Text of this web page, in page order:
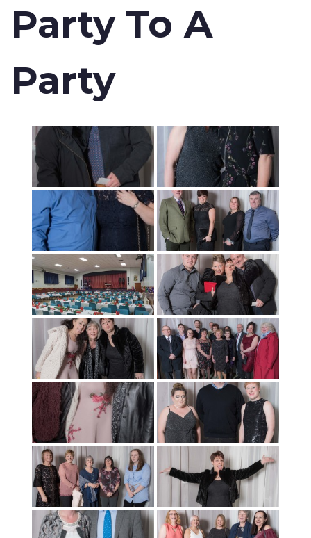
Party To A
Party